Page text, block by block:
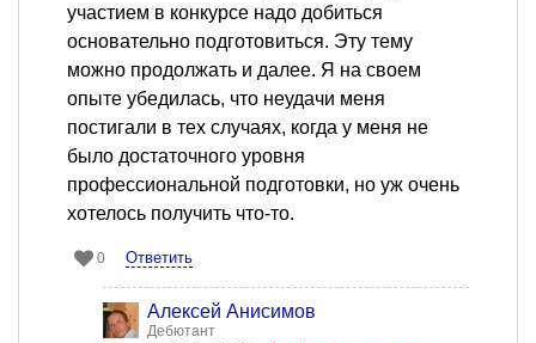
участием в конкурсе надо добиться
основательно подготовиться. Эту тему
можно продолжать и далее. Я на своем
опыте убедилась, что неудачи меня
постигали в тех случаях, когда у меня не
было достаточного уровня
профессиональной подготовки, но уж очень
хотелось получить что-то.
0 Ответить
Алексей Анисимов
Дебютант